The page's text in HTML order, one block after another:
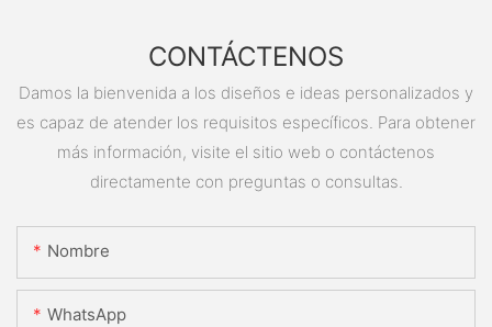
CONTÁCTENOS
Damos la bienvenida a los diseños e ideas personalizados y
es capaz de atender los requisitos específicos. Para obtener
más información, visite el sitio web o contáctenos
directamente con preguntas o consultas.
Nombre
WhatsApp